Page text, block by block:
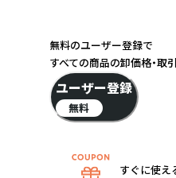
無料のユーザー登録で
すべての商品の卸価格・取
ユーザー登録
無料
すぐに使え